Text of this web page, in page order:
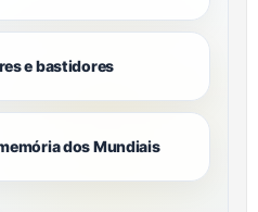
e bastidores
dos Mundiais